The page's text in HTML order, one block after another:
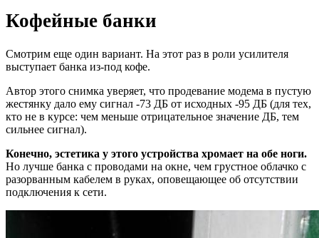
Кофейные банки
Смотрим еще один вариант. На этот раз в роли усилителя
выступает банка из-под кофе.
Автор этого снимка уверяет, что продевание модема в пустую
жестянку дало ему сигнал -73 ДБ от исходных -95 ДБ (для тех,
кто не в курсе: чем меньше отрицательное значение ДБ, тем
сильнее сигнал).
Конечно, эстетика у этого устройства хромает на обе ноги.
Но лучше банка с проводами на окне, чем грустное облачко с
разорванным кабелем в руках, оповещающее об отсутствии
подключения к сети.